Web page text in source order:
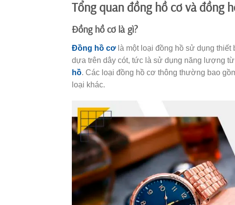
Tổng quan đồng hồ cơ và đồng
Đồng hồ cơ là gì?
Đồng hồ cơlà một loại đồng hồ sử dụng thiết
dựa trên dây cót, tức là sử dụng năng lượng
hồ. Các loại đồng hồ cơ thông thường bao
loại khác.